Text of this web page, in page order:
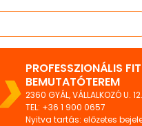
PROFESSZIONÁLIS
BEMUTATÓTEREM
2360 GYÁL, VÁLLALKOZÓ U. 12.
TEL: +36 1 900 0657
Nyitva tartás: előzetes